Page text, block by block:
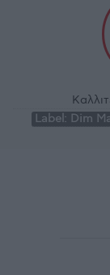
Label: Dim